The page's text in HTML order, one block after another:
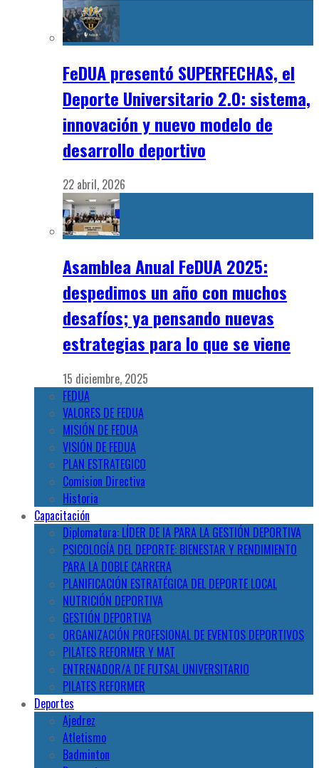
FeDUA presentó SUPERFECHAS, el
Deporte Universitario 2.0: sistema,
innovación y nuevo modelo de
desarrollo deportivo
22 abril, 2026
Asamblea Anual FeDUA 2025:
despedimos un año con muchos
desafíos; ya pensando nuevas
estrategias para lo que se viene
15 diciembre, 2025
FEDUA
VALORES DE FEDUA
MISIÓN DE FEDUA
VISIÓN DE FEDUA
PLAN ESTRATEGICO
Comision Directiva
Historia
Capacitación
Diplomatura: LÍDER DE IA PARA LA GESTIÓN DEPORTIVA
PSICOLOGÍA DEL DEPORTE: BIENESTAR Y RENDIMIENTO
PARA LA DOBLE CARRERA
PLANIFICACIÓN ESTRATÉGICA DEL DEPORTE LOCAL
NUTRICIÓN DEPORTIVA
GESTIÓN DEPORTIVA
ORGANIZACIÓN PROFESIONAL DE EVENTOS DEPORTIVOS
PILATES REFORMER Y MAT
ENTRENADOR/A DE FUTSAL UNIVERSITARIO
PILATES REFORMER
Deportes
Ajedrez
Atletismo
Badminton